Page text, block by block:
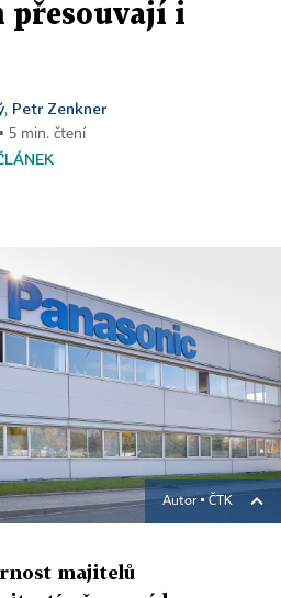
přesouvají i
, Petr Zenkner
5 min. čtení
Autor ▪ ČTK
majitelů